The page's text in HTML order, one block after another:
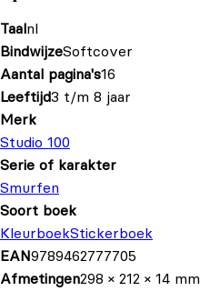
Taalnl
BindwijzeSoftcover
Aantal pagina's16
Leeftijd3 t/m 8 jaar
Merk
Studio 100
Serie of karakter
Smurfen
Soort boek
KleurboekStickerboek
EAN9789462777705
Afmetingen298 × 212 × 14 mm